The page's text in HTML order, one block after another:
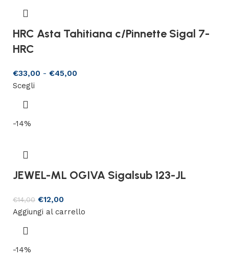
HRC Asta Tahitiana c/Pinnette Sigal 7-
HRC
€33,00 - €45,00
Scegli
-14%
JEWEL-ML OGIVA Sigalsub 123-JL
€14,00 €12,00
Aggiungi al carrello
-14%